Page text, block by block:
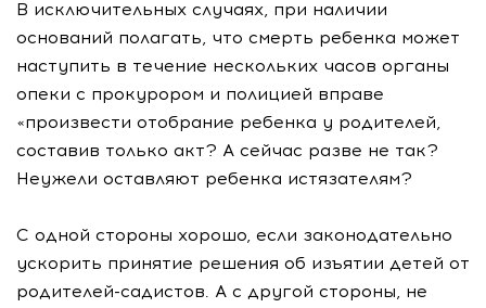
В исключительных случаях, при наличии
оснований полагать, что смерть ребенка может
наступить в течение нескольких часов органы
опеки с прокурором и полицией вправе
«произвести отобрание ребенка у родителей,
составив только акт? А сейчас разве не так?
Неужели оставляют ребенка истязателям?
С одной стороны хорошо, если законодательно
ускорить принятие решения об изъятии детей от
родителей-садистов. А с другой стороны, не